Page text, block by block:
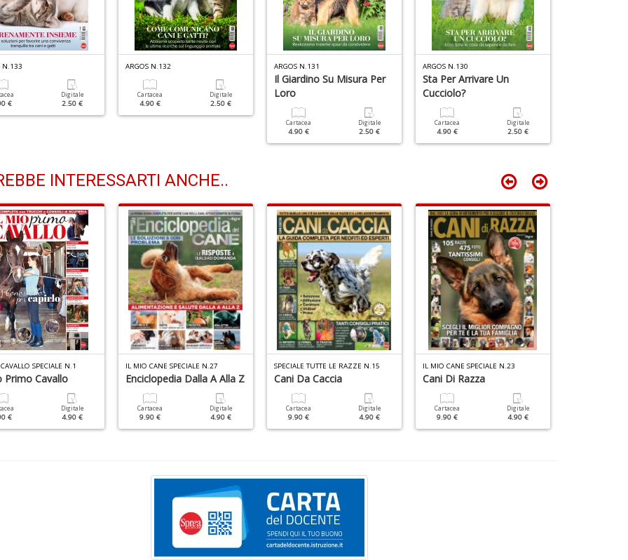
N.133
€
Digitale
2.50 €
ARGOS N.132
Cartacea
4.90 €
Digitale
2.50 €
ARGOS N.131
Il Giardino Su Misura Per
Loro
Cartacea
4.90 €
Digitale
2.50 €
ARGOS N.130
Sta Per Arrivare Un
Cucciolo?
Cartacea
4.90 €
Digitale
2.50 €
INTERESSARTI ANCHE..
SPECIALE N.1
Primo Cavallo
€
Digitale
4.90 €
IL MIO CANE SPECIALE N.27
Enciclopedia Dalla A Alla Z
Cartacea
9.90 €
Digitale
4.90 €
SPECIALE TUTTE LE RAZZE N.15
Cani Da Caccia
Cartacea
9.90 €
Digitale
4.90 €
IL MIO CANE SPECIALE N.23
Cani Di Razza
Cartacea
9.90 €
Digitale
4.90 €